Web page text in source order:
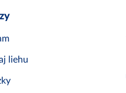
liehu